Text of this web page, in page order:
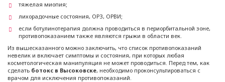
тяжелая миопия;
лихорадочные состояния, ОРЗ, ОРВИ;
если ботулинотерапия должна проводиться в периорбитальной зоне,
противопоказанием также являются грыжи в области век.
Из вышесказанного можно заключить, что список противопоказаний
невелик и включает симптомы и состояния, при которых любая
косметологическая манипуляция не может проводиться. Перед тем, как
сделать ботокс в Высоковске, необходимо проконсультироваться с
врачом для исключения противопоказаний.